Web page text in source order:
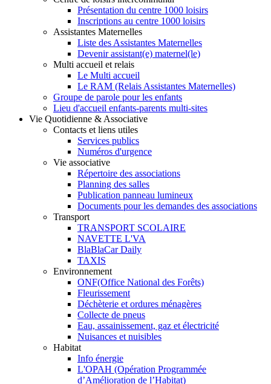
Présentation du centre 1000 loisirs
Inscriptions au centre 1000 loisirs
Assistantes Maternelles
Liste des Assistantes Maternelles
Devenir assistant(e) maternel(le)
Multi accueil et relais
Le Multi accueil
Le RAM (Relais Assistantes Maternelles)
Groupe de parole pour les enfants
Lieu d'accueil enfants-parents multi-sites
Vie Quotidienne & Associative
Contacts et liens utiles
Services publics
Numéros d'urgence
Vie associative
Répertoire des associations
Planning des salles
Publication panneau lumineux
Documents pour les demandes des associations
Transport
TRANSPORT SCOLAIRE
NAVETTE L'VA
BlaBlaCar Daily
TAXIS
Environnement
ONF(Office National des Forêts)
Fleurissement
Déchèterie et ordures ménagères
Collecte de pneus
Eau, assainissement, gaz et électricité
Nuisances et nuisibles
Habitat
Info énergie
L'OPAH (Opération Programmée
d’Amélioration de l’Habitat)